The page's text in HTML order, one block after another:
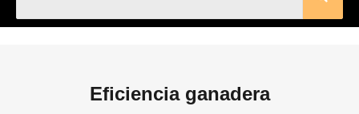
Eficiencia ganadera